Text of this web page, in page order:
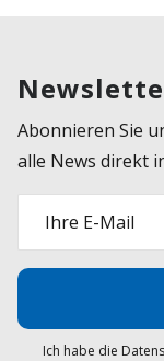
Abonnieren Sie
alle News direkt
Ihre E-Mail
Ich habe die